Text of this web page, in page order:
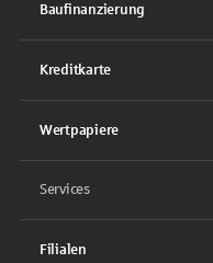
Baufinanzierung
Kreditkarte
Wertpapiere
Services
Filialen